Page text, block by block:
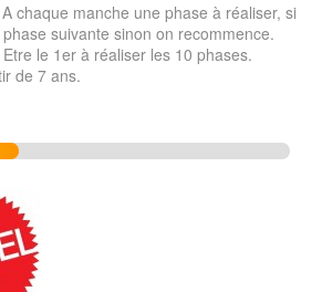
chaque manche une phase à réaliser, si
suivante sinon on recommence.
le 1er à réaliser les 10 phases.
de 7 ans.